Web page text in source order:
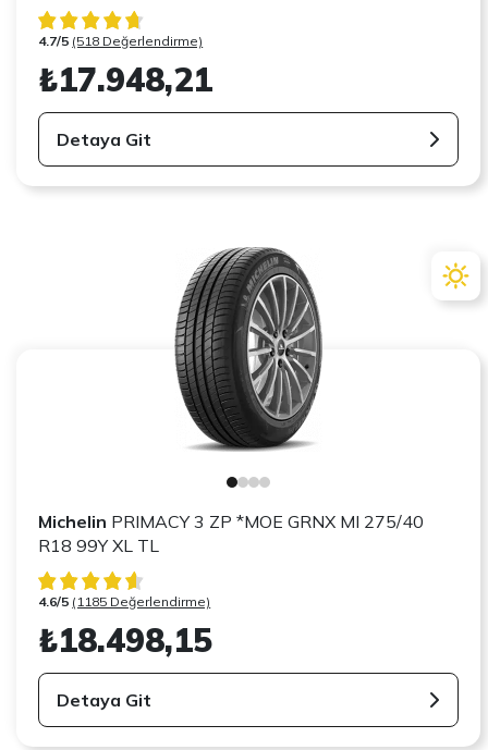
4.7/5 (518 Değerlendirme)
₺17.948,21
Detaya Git
Michelin PRIMACY 3 ZP *MOE GRNX MI 275/40
R18 99Y XL TL
4.6/5 (1185 Değerlendirme)
₺18.498,15
Detaya Git